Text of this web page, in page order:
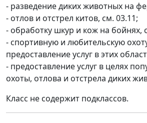
- разведение диких животных на
- отлов и отстрел китов, см. 03.11;
- обработку шкур и кож на бойнях,
- спортивную и любительскую
предоставление услуг в этих
- предоставление услуг в целях
охоты, отлова и отстрела диких
Класс не содержит подклассов.